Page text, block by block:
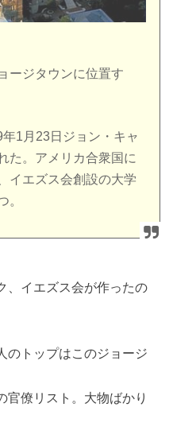
ージタウンに位置す
1月23日ジョン・キャ
た。アメリカ合衆国に
イエズス会創設の大学
。
、イエズス会が作ったの
のトップはこのジョージ
官僚リスト。大物ばかり